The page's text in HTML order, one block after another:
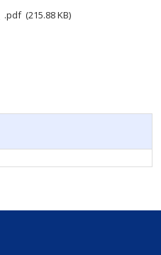
pdf 215.88 KB